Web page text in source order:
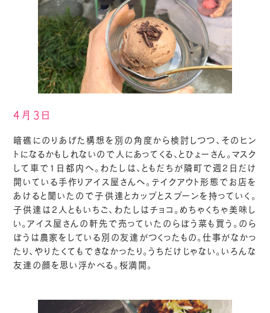
4月3日
暗礁にのりあげた構想を別の角度から検討しつつ、そのヒン
トになるかもしれないので人にあってくる、とひょーさん。マスク
して車で1日都内へ。わたしは、ともだちが隣町で週2日だけ
開いている手作りアイス屋さんへ。テイクアウト形態でお店を
あけると聞いたので子供達とカップとスプーンを持っていく。
子供達は2人ともいちご、わたしはチョコ。めちゃくちゃ美味し
い。アイス屋さんの軒先で売っていたのらぼう菜も買う。のら
ぼうは農家をしている別の友達がつくったもの。仕事がなかっ
たり、やりたくてもできなかったり。うちだけじゃない。いろんな
友達の顔を思い浮かべる。桜満開。